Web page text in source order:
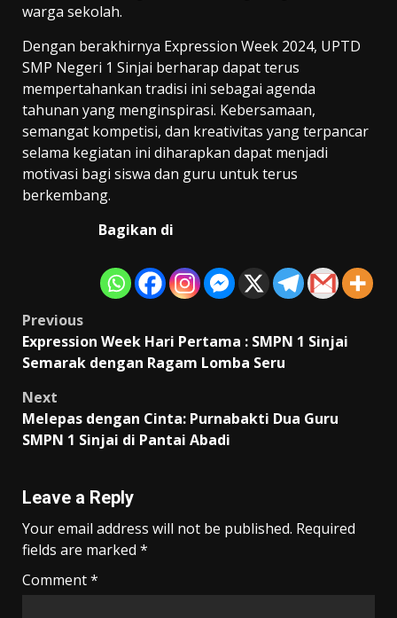
warga sekolah.
Dengan berakhirnya Expression Week 2024, UPTD
SMP Negeri 1 Sinjai berharap dapat terus
mempertahankan tradisi ini sebagai agenda
tahunan yang menginspirasi. Kebersamaan,
semangat kompetisi, dan kreativitas yang terpancar
selama kegiatan ini diharapkan dapat menjadi
motivasi bagi siswa dan guru untuk terus
berkembang.
Bagikan di
Post
navigation
Previous
Expression Week Hari Pertama : SMPN 1 Sinjai
Semarak dengan Ragam Lomba Seru
Next
Melepas dengan Cinta: Purnabakti Dua Guru
SMPN 1 Sinjai di Pantai Abadi
Leave a Reply
Your email address will not be published. Required
fields are marked *
Comment*